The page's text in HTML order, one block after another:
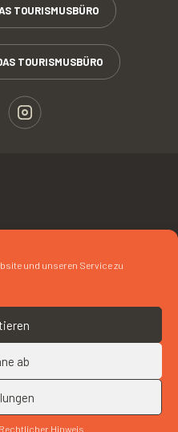
und unseren Service zu
ab
Rechtlicher Hinweis
ICE CAFÉ »
TOURISMUSBÜRO
TOURISMUSBÜRO